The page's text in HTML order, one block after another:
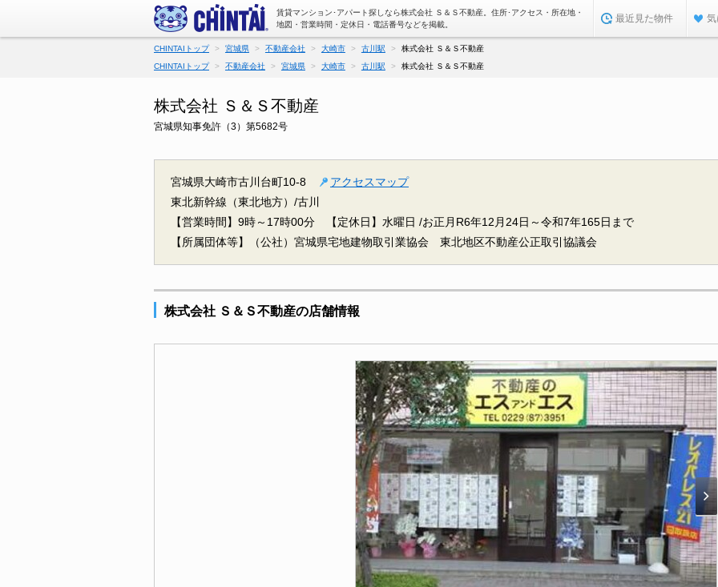
賃貸マンション･アパート探しなら株式会社 Ｓ＆Ｓ不動産。住所･アクセス・所在地・
地図・営業時間・定休日・電話番号などを掲載。
最近見た物件
CHINTAIトップ 宮城県 不動産会社 大崎市 古川駅
株式会社 Ｓ＆Ｓ不動産
CHINTAIトップ
不動産会社 宮城県 大崎市 古川駅 株式会社 Ｓ＆Ｓ不動産
株式会社 Ｓ＆Ｓ不動産
宮城県知事免許（3）第5682号
宮城県大崎市古川台町10-8
アクセスマップ
東北新幹線（東北地方）/古川
【営業時間】9時～17時00分
【定休日】水曜日 /お正月R6年12月24日～令和7年165日まで
【所属団体等】（公社）宮城県宅地建物取引業協会 東北地区不動産公正取引協議会
株式会社 Ｓ＆Ｓ不動産の店舗情報